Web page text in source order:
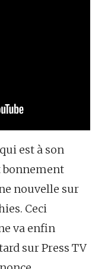
est à son
bonnement
nouvelle sur
Ceci
va enfin
sur Press TV